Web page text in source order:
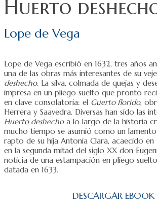
Huerto
Lope de Vega
Lope de Vega escribió en 1632, tres años
una de las obras más interesantes de su
deshecho. La silva, colmada de quejas y
impresa en un pliego suelto que pronto
en clave consolatoria: el Güerto florido,
Herrera y Saavedra. Diversas han sido las
Huerto deshechoa lo largo de la historia
mucho tiempo se asumió como un
rapto de su hija Antonia Clara, acaecido en
en la segunda mitad del siglo XX don
noticia de una estampación en pliego
datada en 1633.
DESCARGAR EBOOK